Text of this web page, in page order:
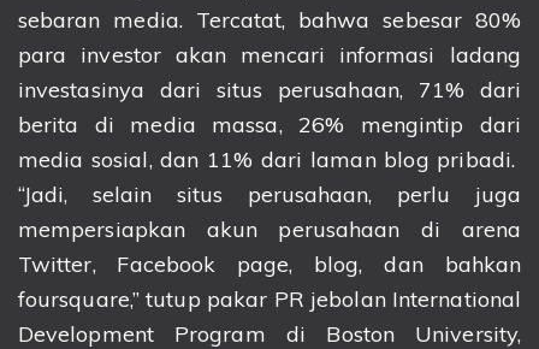
sebaran media. Tercatat, bahwa sebesar 80%
para investor akan mencari informasi ladang
investasinya dari situs perusahaan, 71% dari
berita di media massa, 26% mengintip dari
media sosial, dan 11% dari laman blog pribadi.
“Jadi, selain situs perusahaan, perlu juga
mempersiapkan akun perusahaan di arena
Twitter, Facebook page, blog, dan bahkan
foursquare,” tutup pakar PR jebolan International
Development Program di Boston University,